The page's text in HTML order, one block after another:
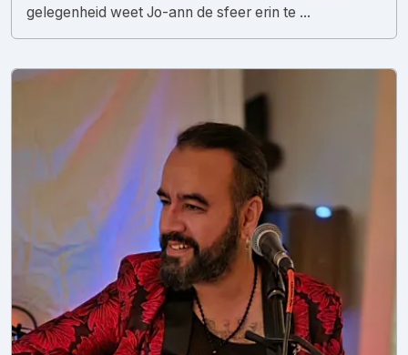
gelegenheid weet Jo-ann de sfeer erin te ...